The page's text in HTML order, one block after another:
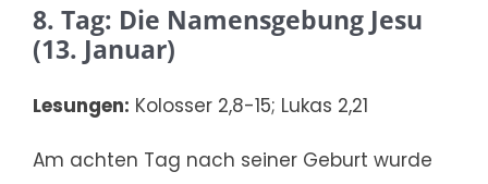
8. Tag: Die Namensgebung Jesu
(13. Januar)
Lesungen: Kolosser 2,8-15; Lukas 2,21
Am achten Tag nach seiner Geburt wurde